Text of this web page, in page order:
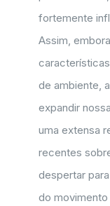
fortemente
Assim,
de ambiente,
expandir
uma extensa
recentes
despertar
do movimento